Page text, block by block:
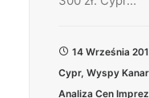
14 Września
Cypr, Wyspy
Analiza Cen